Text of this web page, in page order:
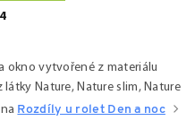
výpisu
okno vytvořené z materiálu
Nature, Nature slim, Nature
Rozdíly u rolet Den a noc